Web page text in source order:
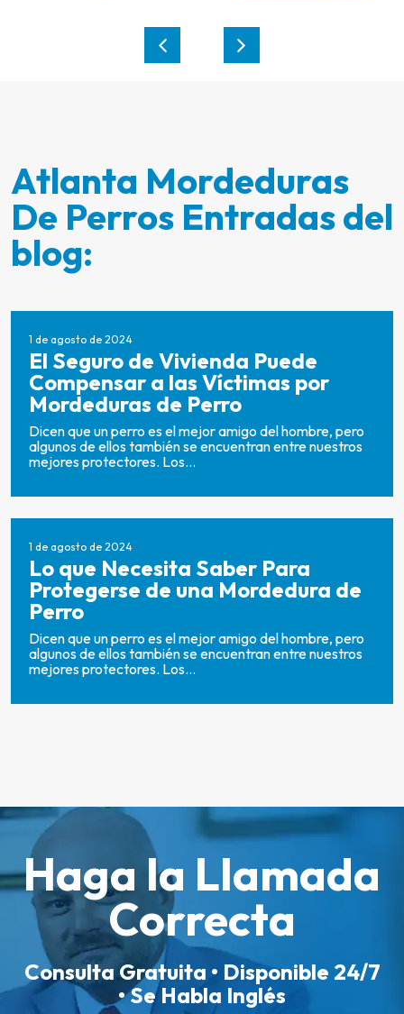
Atlanta Mordeduras
De Perros Entradas del
blog:
1 de agosto de 2024
El Seguro de Vivienda Puede
Compensar a las Víctimas por
Mordeduras de Perro
Dicen que un perro es el mejor amigo del hombre, pero
algunos de ellos también se encuentran entre nuestros
mejores protectores. Los...
1 de agosto de 2024
Lo que Necesita Saber Para
Protegerse de una Mordedura de
Perro
Dicen que un perro es el mejor amigo del hombre, pero
algunos de ellos también se encuentran entre nuestros
mejores protectores. Los...
Haga la Llamada
Correcta
Consulta Gratuita • Disponible 24/7
• Se Habla Inglés